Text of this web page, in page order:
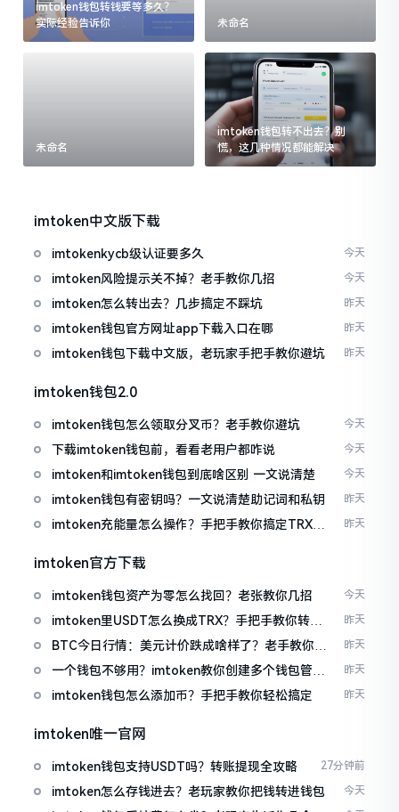
imtoken钱包转钱要等多久？
实际经验告诉你
未命名
未命名
imtoken钱包转不出去？别
慌，这几种情况都能解决
imtoken中文版下载
imtokenkycb级认证要多久 今天
imtoken风险提示关不掉？老手教你几招 今天
imtoken怎么转出去？几步搞定不踩坑 昨天
imtoken钱包官方网址app下载入口在哪 昨天
imtoken钱包下载中文版，老玩家手把手教你避坑 昨天
imtoken钱包2.0
imtoken钱包怎么领取分叉币？老手教你避坑 今天
下载imtoken钱包前，看看老用户都咋说 今天
imtoken和imtoken钱包到底啥区别 一文说清楚 今天
imtoken钱包有密钥吗？一文说清楚助记词和私钥 昨天
imtoken充能量怎么操作？手把手教你搞定TRX手
昨天
imtoken官方下载
imtoken钱包资产为零怎么找回？老张教你几招 今天
imtoken里USDT怎么换成TRX？手把手教你转成
波场币
昨天
BTC今日行情：美元计价跌成啥样了？老手教你咋
昨天
一个钱包不够用？imtoken教你创建多个钱包管理
资产
昨天
imtoken钱包怎么添加币？手把手教你轻松搞定 昨天
imtoken唯一官网
imtoken钱包支持USDT吗？转账提现全攻略 27分钟前
imtoken怎么存钱进去？老玩家教你把钱转进钱包 今天